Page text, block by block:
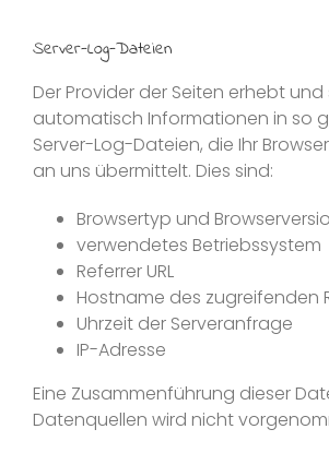
Server-Log-Dateien
Der Provider der Seiten erhebt
automatisch Informationen in so
Server-Log-Dateien, die Ihr
an uns übermittelt. Dies sind:
Browsertyp und
verwendetes Betriebssystem
Referrer URL
Hostname des zugreifenden
Uhrzeit der Serveranfrage
IP-Adresse
Eine Zusammenführung dieser
Datenquellen wird nicht